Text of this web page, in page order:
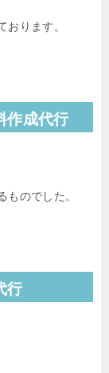
ります。
作成代行
のでした。
行